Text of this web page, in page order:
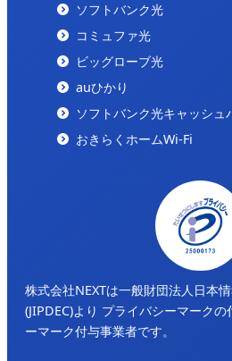
ソフトバンク光
コミュファ光
ビッグローブ光
auひかり
ソフトバンク光キャッシュ
おきらくホームWi-Fi
株式会社NEXTは一般財団法人日本
(JIPDEC)より プライバシーマーク
ーマーク付与事業者です。